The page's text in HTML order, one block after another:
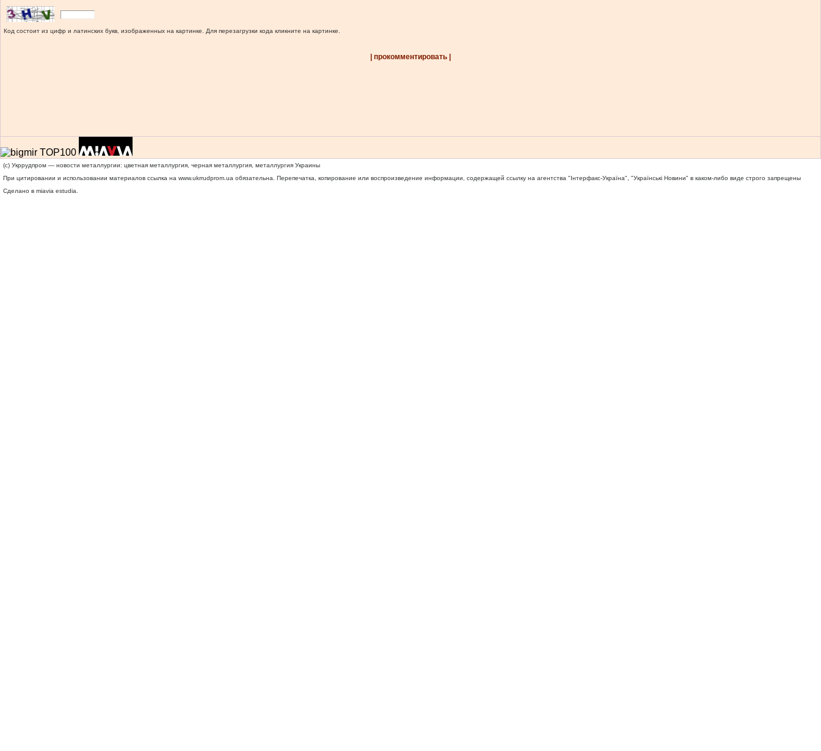
Код состоит из цифр и латинских букв, изображенных на картинке. Для перезагрузки кода кликните на картинке.
| прокомментировать |
(c) Укррудпром — новости металлургии: цветная металлургия, черная металлургия, металлургия Украины
При цитировании и использовании материалов ссылка на www.ukrrudprom.ua обязательна. Перепечатка, копирование или воспроизведение информации, содержащей ссылку на агентства "Iнтерфакс-Україна", "Українськi Новини" в каком-либо виде строго запрещены
Сделано в miavia estudia.